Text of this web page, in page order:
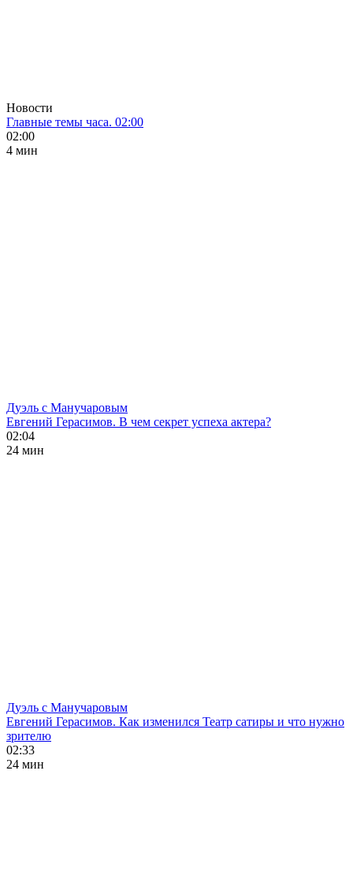
Новости
Главные темы часа. 02:00
02:00
4 мин
Дуэль с Манучаровым
Евгений Герасимов. В чем секрет успеха актера?
02:04
24 мин
Дуэль с Манучаровым
Евгений Герасимов. Как изменился Театр сатиры и что нужно
зрителю
02:33
24 мин